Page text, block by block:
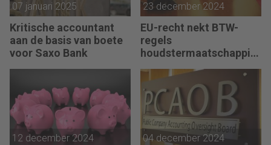
07 januari 2025
Kritische accountant
aan de basis van boete
voor Saxo Bank
23 december 2024
EU-recht nekt BTW-
regels
houdstermaatschappije
n
12 december 2024 04 december 2024